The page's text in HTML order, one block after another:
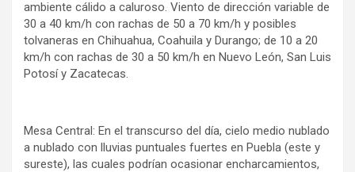
ambiente cálido a caluroso. Viento de dirección variable de
30 a 40 km/h con rachas de 50 a 70 km/h y posibles
tolvaneras en Chihuahua, Coahuila y Durango; de 10 a 20
km/h con rachas de 30 a 50 km/h en Nuevo León, San Luis
Potosí y Zacatecas.
Mesa Central: En el transcurso del día, cielo medio nublado
a nublado con lluvias puntuales fuertes en Puebla (este y
sureste), las cuales podrían ocasionar encharcamientos,